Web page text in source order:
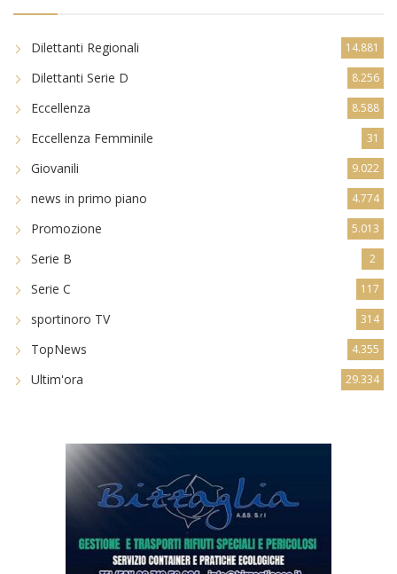
Dilettanti Regionali 14.881
Dilettanti Serie D 8.256
Eccellenza 8.588
Eccellenza Femminile 31
Giovanili 9.022
news in primo piano 4.774
Promozione 5.013
Serie B 2
Serie C 117
sportinoro TV 314
TopNews 4.355
Ultim'ora 29.334